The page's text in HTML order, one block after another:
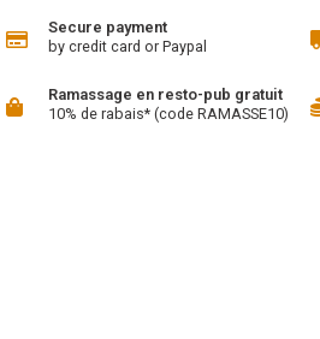
Secure payment
by credit card or Paypal
Ramassage en resto-pub gratuit
10% de rabais* (code RAMASSE10)